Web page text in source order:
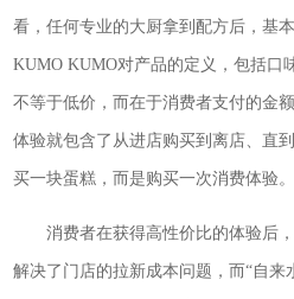
看，任何专业的大厨拿到配方后，基
KUMO KUMO对产品的定义，包括口
不等于低价，而在于消费者支付的金
体验就包含了从进店购买到离店、直
买一块蛋糕，而是购买一次消费体验
消费者在获得高性价比的体验后，
解决了门店的拉新成本问题，而“自来